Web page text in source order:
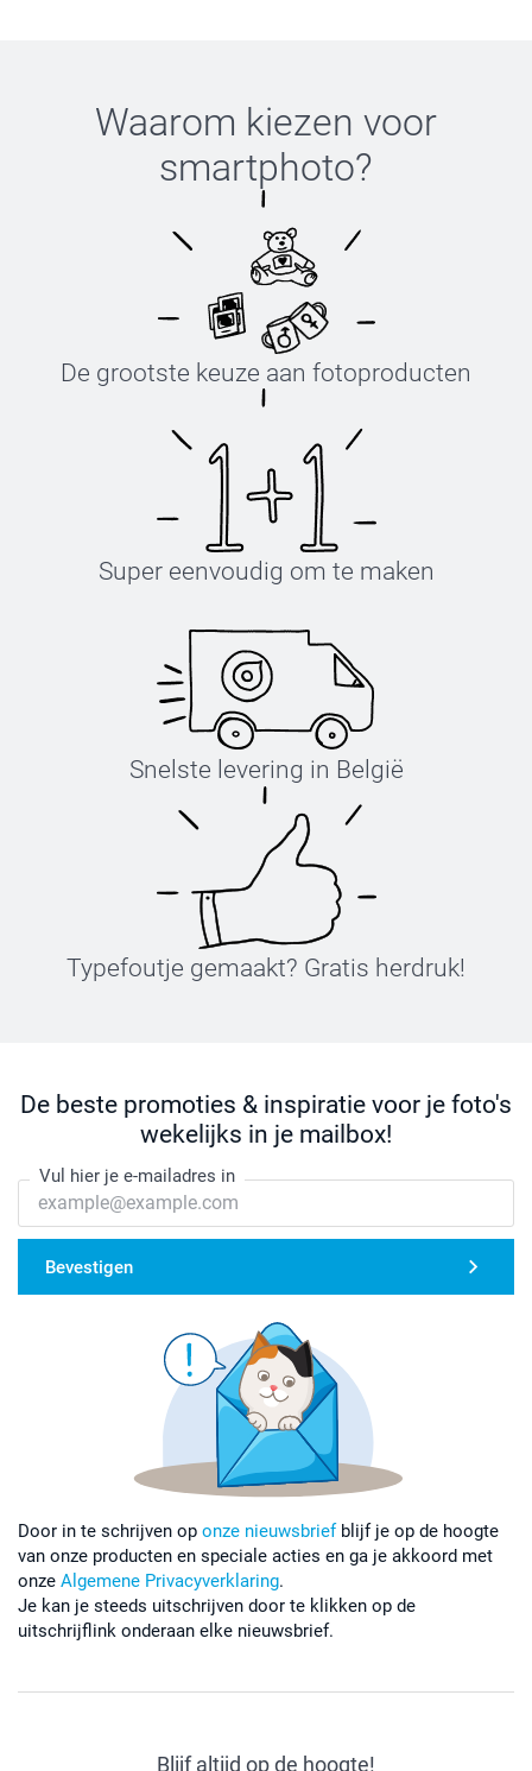
Waarom kiezen voor
smartphoto?
De grootste keuze aan fotoproducten
Super eenvoudig om te maken
Snelste levering in België
Typefoutje gemaakt? Gratis herdruk!
De beste promoties & inspiratie voor je foto's
wekelijks in je mailbox!
Vul hier je e-mailadres in
Bevestigen
Door in te schrijven op onze nieuwsbrief blijf je op de hoogte
van onze producten en speciale acties en ga je akkoord met
onze Algemene Privacyverklaring.
Je kan je steeds uitschrijven door te klikken op de
uitschrijflink onderaan elke nieuwsbrief.
Blijf altijd op de hoogte!